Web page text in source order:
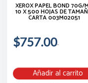
XEROX PAPEL BOND 70G/
10 X 500 HOJAS DE
CARTA 003M02051
$757.00
Añadir al carrito